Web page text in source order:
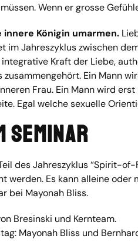
Wenn er grosse
innere Königin umarmen.
im Jahreszyklus zwischen
Kraft der Liebe,
zusammengehört. Ein Mann
Frau. Ein Mann wird
Egal welche sexuelle
Seminar
des Jahreszyklus “Spirit-
werden. Es kann alleine
bei Mayonah Bliss.
Bresinski und Kernteam.
Mayonah Bliss und